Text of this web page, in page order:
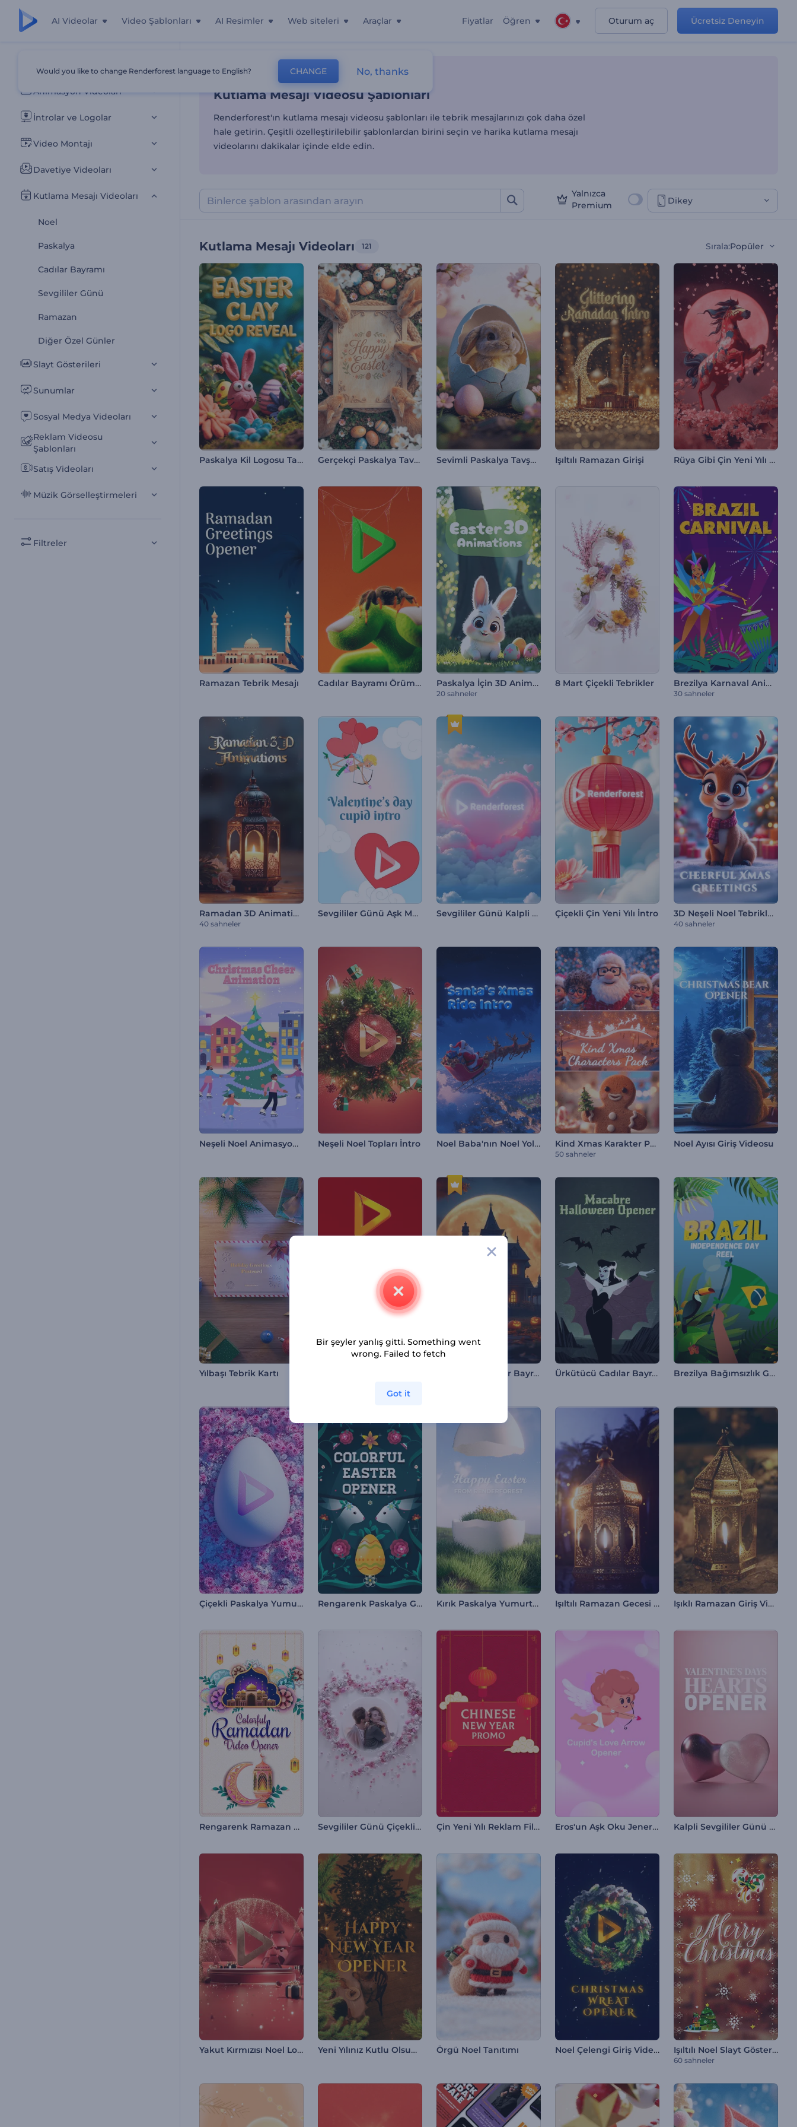
AI Videolar Video Şablonları AI Resimler Web siteleri Araçlar Fiyatlar Öğren Oturum aç Ücretsiz Deneyin
Tüm Şablonlar
Animasyon Videoları
İntrolar ve Logolar
Video Montajı
Davetiye Videoları
Kutlama Mesajı Videoları
Noel
Paskalya
Cadılar Bayramı
Sevgililer Günü
Ramazan
Diğer Özel Günler
Slayt Gösterileri
Sunumlar
Sosyal Medya Videoları
Reklam Videosu
Şablonları
Satış Videoları
Müzik Görselleştirmeleri
Filtreler
Kutlama Mesajı Videosu Şablonları
Ana Sayfa Kutlama Mesajı Videoları
Kutlama Mesajı Videosu Şablonları
Renderforest'ın kutlama mesajı videosu şablonları ile tebrik mesajlarınızı çok daha özel
hale getirin. Çeşitli özelleştirilebilir şablonlardan birini seçin ve harika kutlama mesajı
videolarını dakikalar içinde elde edin.
Yalnızca
Premium
Dikey
Kutlama Mesajı Videoları 121 Sırala:Popüler
Paskalya Kil Logosu Tanıtımı Gerçekçi Paskalya Tavşanları Tanıtımı Sevimli Paskalya Tavşanı Tanıtımı Işıltılı Ramazan Girişi Rüya Gibi Çin Yeni Yılı Girişi
Ramazan Tebrik Mesajı Cadılar Bayramı Örümcek Girişi Paskalya İçin 3D Animasyonlar
20 sahneler
8 Mart Çiçekli Tebrikler Brezilya Karnaval Animasyonları
30 sahneler
Ramadan 3D Animations
40 sahneler
Sevgililer Günü Aşk Meleği İntro Sevgililer Günü Kalpli Logo Gösterimi Çiçekli Çin Yeni Yılı İntro 3D Neşeli Noel Tebrikleri
40 sahneler
Neşeli Noel Animasyonları Neşeli Noel Topları İntro Noel Baba'nın Noel Yolculuğu Girişi Kind Xmas Karakter Paketi
50 sahneler
Noel Ayısı Giriş Videosu
Yılbaşı Tebrik Kartı Ürkütücü Cadılar Bayramı Animasyonları Ürkütücü Cadılar Bayramı Giriş Videosu Brezilya Bağımsızlık Günü Reels
Çiçekli Paskalya Yumurtası İntro Rengarenk Paskalya Giriş Videosu Kırık Paskalya Yumurtası İntro Işıltılı Ramazan Gecesi İntro Işıklı Ramazan Giriş Videosu
Rengarenk Ramazan Giriş Videosu Sevgililer Günü Çiçekli Kalp İntro Çin Yeni Yılı Reklam Filmi Eros'un Aşk Oku Jeneriği Kalpli Sevgililer Günü Jeneriği
Yakut Kırmızısı Noel Logosu Yeni Yılınız Kutlu Olsun Açılışı Örgü Noel Tanıtımı Noel Çelengi Giriş Videosu Işıltılı Noel Slayt Gösterisi
60 sahneler
Would you like to change Renderforest language to English? CHANGE No, thanks
Bir şeyler yanlış gitti. Something went
wrong. Failed to fetch
Got it